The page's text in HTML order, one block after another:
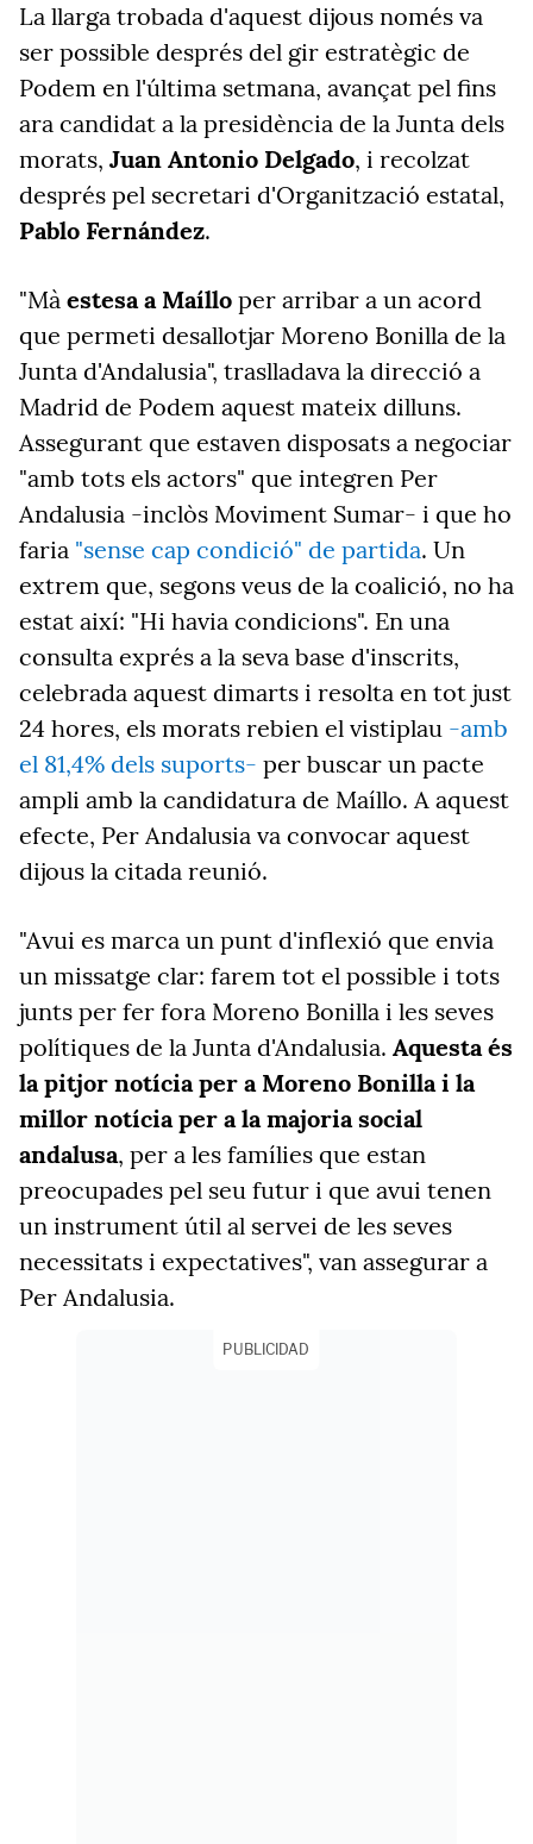
La llarga trobada d'aquest dijous només va
ser possible després del gir estratègic de
Podem en l'última setmana, avançat pel fins
ara candidat a la presidència de la Junta dels
morats, Juan Antonio Delgado, i recolzat
després pel secretari d'Organització estatal,
Pablo Fernández.
"Mà estesa a Maíllo per arribar a un acord
que permeti desallotjar Moreno Bonilla de la
Junta d'Andalusia", traslladava la direcció a
Madrid de Podem aquest mateix dilluns.
Assegurant que estaven disposats a negociar
"amb tots els actors" que integren Per
Andalusia -inclòs Moviment Sumar- i que ho
faria "sense cap condició" de partida. Un
extrem que, segons veus de la coalició, no ha
estat així: "Hi havia condicions". En una
consulta exprés a la seva base d'inscrits,
celebrada aquest dimarts i resolta en tot just
24 hores, els morats rebien el vistiplau -amb
el 81,4% dels suports- per buscar un pacte
ampli amb la candidatura de Maíllo. A aquest
efecte, Per Andalusia va convocar aquest
dijous la citada reunió.
"Avui es marca un punt d'inflexió que envia
un missatge clar: farem tot el possible i tots
junts per fer fora Moreno Bonilla i les seves
polítiques de la Junta d'Andalusia. Aquesta és
la pitjor notícia per a Moreno Bonilla i la
millor notícia per a la majoria social
andalusa, per a les famílies que estan
preocupades pel seu futur i que avui tenen
un instrument útil al servei de les seves
necessitats i expectatives", van assegurar a
Per Andalusia.
PUBLICIDAD